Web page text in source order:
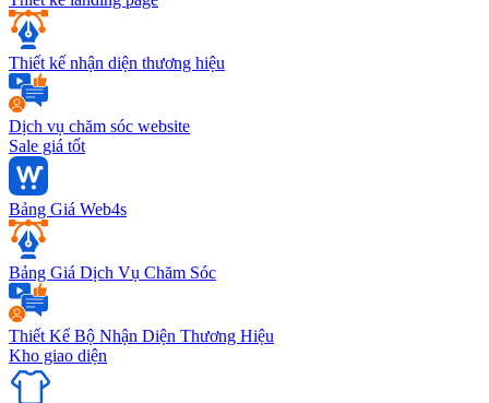
Thiết kế nhận diện thương hiệu
Dịch vụ chăm sóc website
Sale giá tốt
Bảng Giá Web4s
Bảng Giá Dịch Vụ Chăm Sóc
Thiết Kế Bộ Nhận Diện Thương Hiệu
Kho giao diện